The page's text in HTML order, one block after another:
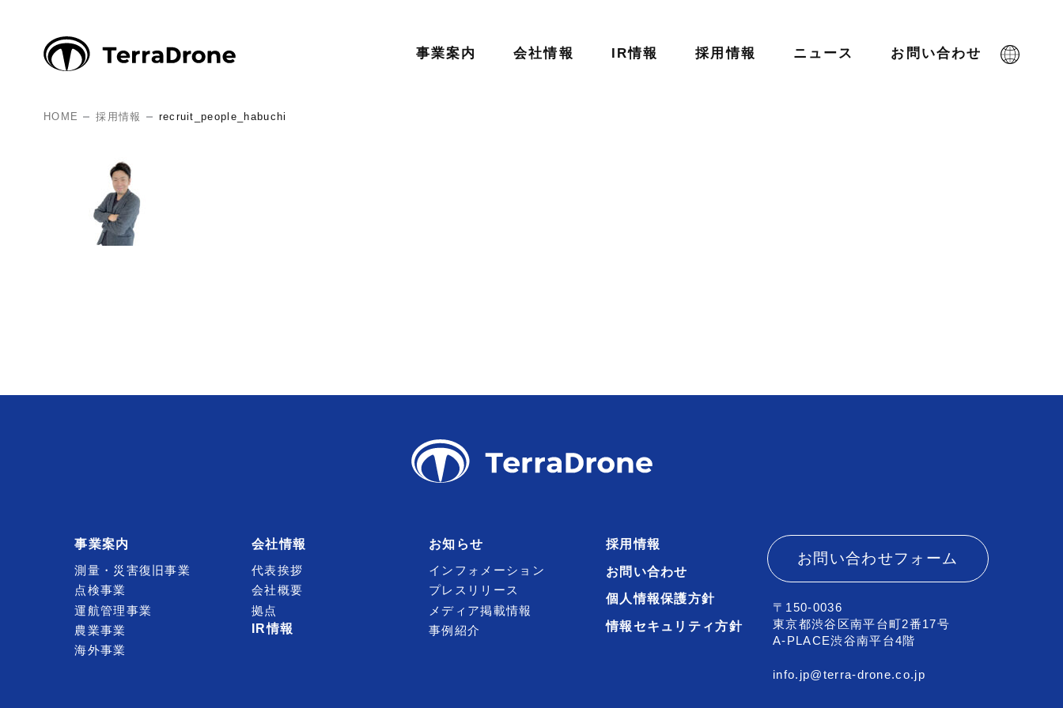
事業案内 会社情報 IR情報 採用情報 ニュース お問い合わせ
HOME 採用情報 recruit_people_habuchi
事業案内
測量・災害復旧事業
点検事業
運航管理事業
農業事業
海外事業
会社情報
代表挨拶
会社概要
拠点
IR情報
お知らせ
インフォメーション
プレスリリース
メディア掲載情報
事例紹介
採用情報
お問い合わせ
個人情報保護方針
情報セキュリティ方針
お問い合わせフォーム
〒150-0036
東京都渋谷区南平台町2番17号
A-PLACE渋谷南平台4階
info.jp@terra-drone.co.jp